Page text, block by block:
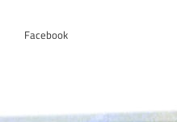
Facebook